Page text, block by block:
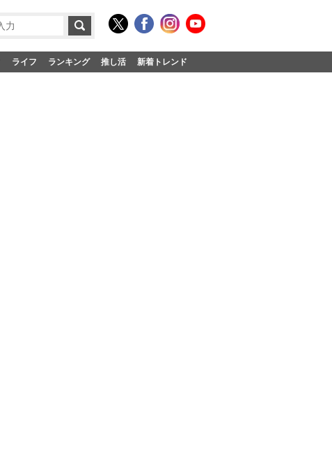
ライフ ランキング 推し活 新着トレンド